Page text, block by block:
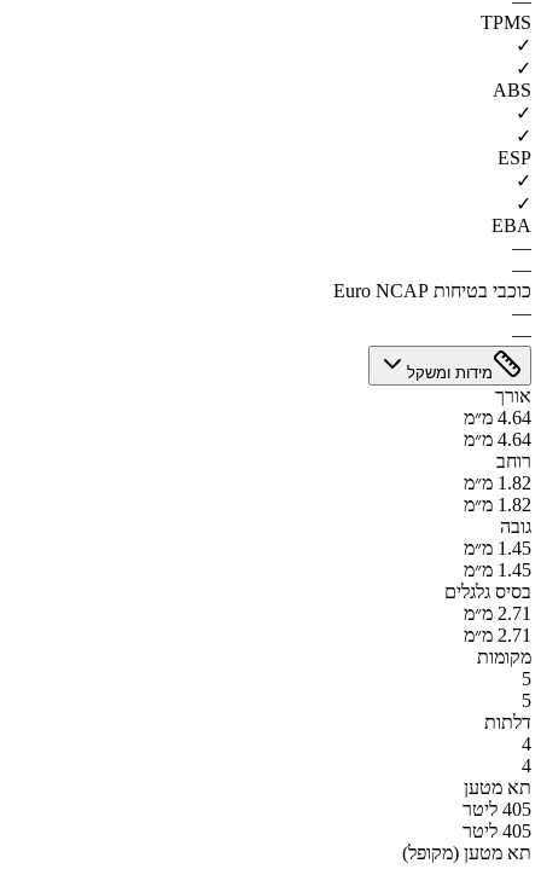
TPMS
✓
✓
ABS
✓
✓
ESP
✓
✓
EBA
—
—
כוכבי בטיחות Euro NCAP
—
—
מידות ומשקל
אורך
4.64 מ״מ
4.64 מ״מ
רוחב
1.82 מ״מ
1.82 מ״מ
גובה
1.45 מ״מ
1.45 מ״מ
בסיס גלגלים
2.71 מ״מ
2.71 מ״מ
מקומות
5
5
דלתות
4
4
תא מטען
405 ליטר
405 ליטר
תא מטען (מקופל)